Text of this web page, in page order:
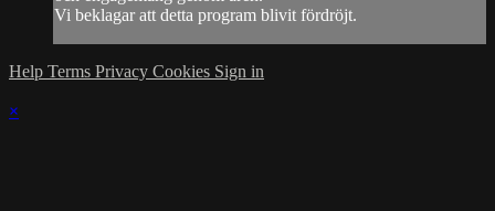
Vi beklagar att detta program blivit fördröjt.
Help Terms Privacy Cookies Sign in
×